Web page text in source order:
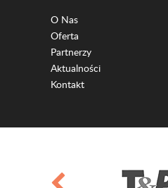
O Nas
Oferta
Partnerzy
Aktualności
Kontakt